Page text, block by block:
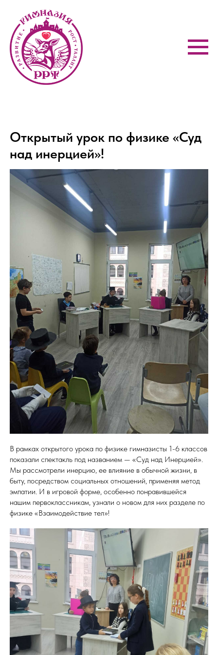
Открытый урок по физике «Суд
над инерцией»!
В рамках открытого урока по физике гимназисты 1-6 классов
показали спектакль под названием — «Суд над Инерцией».
Мы рассмотрели инерцию, ее влияние в обычной жизни, в
быту, посредством социальных отношений, применяя метод
эмпатии. И в игровой форме, особенно понравившейся
нашим первоклассникам, узнали о новом для них разделе по
физике «Взаимодействие тел»!